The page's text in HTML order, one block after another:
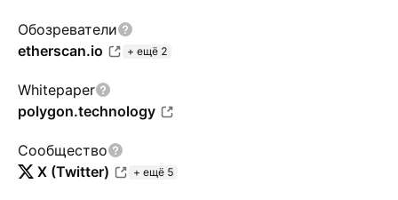
Обозреватели
etherscan.io
+ ещё 2
Whitepaper
polygon.technology
Сообщество
X (Twitter)
+ ещё 5